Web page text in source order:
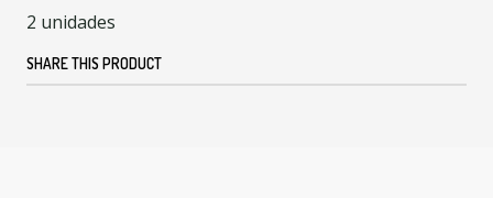
2 unidades
SHARE THIS PRODUCT